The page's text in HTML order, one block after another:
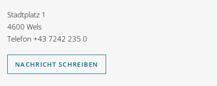
Stadtplatz 1
4600 Wels
Telefon +43 7242 235 0
NACHRICHT SCHREIBEN